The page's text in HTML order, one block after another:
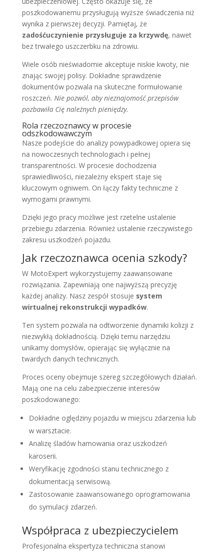
poszkodowanemu przysługują wyższe świadczenia niż
wynika z pierwszej decyzji. Pamiętaj, że
zadośćuczynienie przysługuje za krzywdę, nawet
bez trwałego uszczerbku na zdrowiu.
Wiele osób nieświadomie akceptuje niskie kwoty, nie
znając swojej polisy. Dokładne sprawdzenie
dokumentów pozwala na skuteczne formułowanie
roszczeń. Nie pozwól, aby nieznajomość przepisów
pozbawiła Cię należnych pieniędzy.
Rola rzeczoznawcy w procesie
odszkodowawczym
Nasze podejście do analizy powypadkowej opiera się
na nowoczesnych technologiach i pełnej
transparentności. W procesie dochodzenia
sprawiedliwości, niezależny ekspert staje się
kluczowym ogniwem. On łączy fakty techniczne z
wymogami prawnymi.
Dzięki jego pracy możliwe jest rzetelne ustalenie
przebiegu zdarzenia. Również ustalenie rzeczywistego
zakresu uszkodzeń pojazdu.
Jak rzeczoznawca ocenia szkody?
W MotoExpert wykorzystujemy zaawansowane
rozwiązania. Zapewniają one najwyższą precyzję
każdej analizy. Nasz zespół stosuje system
wirtualnej rekonstrukcji wypadków.
Ten system pozwala na odtworzenie dynamiki kolizji z
niezwykłą dokładnością. Dzięki temu narzędziu
unikamy domysłów, opierając się wyłącznie na
twardych danych technicznych.
Proces oceny obejmuje szereg szczegółowych działań.
Mają one na celu zabezpieczenie interesów
poszkodowanego:
Dokładne oględziny pojazdu w miejscu zdarzenia lub
w warsztacie.
Analizę śladów hamowania oraz uszkodzeń
karoserii.
Weryfikację zgodności stanu technicznego z
dokumentacją serwisową.
Zastosowanie zaawansowanego oprogramowania
do symulacji zdarzeń.
Współpraca z ubezpieczycielem
Profesjonalna ekspertyza techniczna stanowi